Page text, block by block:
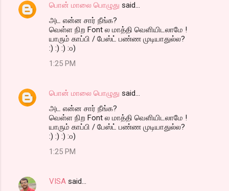
பொன் மாலை பொழுது said…
அட என்ன சார் நீங்க?
வெள்ள நிற Font ல மாத்தி வெளியிடலாமே !
யாரும் காப்பி / பேஸ்ட் பண்ண முடியாதுல்ல?
:) :) :) :௦)
1:25 PM
பொன் மாலை பொழுது said…
அட என்ன சார் நீங்க?
வெள்ள நிற Font ல மாத்தி வெளியிடலாமே !
யாரும் காப்பி / பேஸ்ட் பண்ண முடியாதுல்ல?
:) :) :) :௦)
1:25 PM
VISA said…